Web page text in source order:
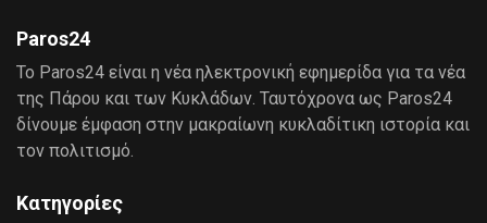
Paros24
Το Paros24 είναι η νέα ηλεκτρονική εφημερίδα για τα νέα
της Πάρου και των Κυκλάδων. Ταυτόχρονα ως Paros24
δίνουμε έμφαση στην μακραίωνη κυκλαδίτικη ιστορία και
τον πολιτισμό.
Κατηγορίες